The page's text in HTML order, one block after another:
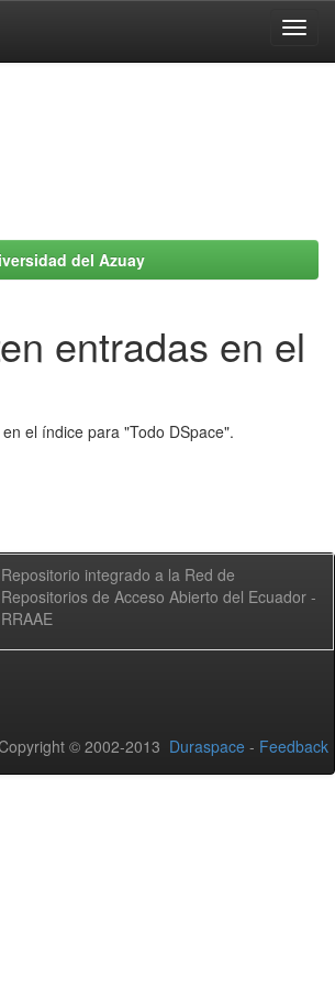
del Azuay
entradas en el
el índice para "Todo DSpace".
Repositorio integrado a la Red de
Repositorios de Acceso Abierto del Ecuador -
RRAAE
© 2002-2013 Duraspace - Feedback